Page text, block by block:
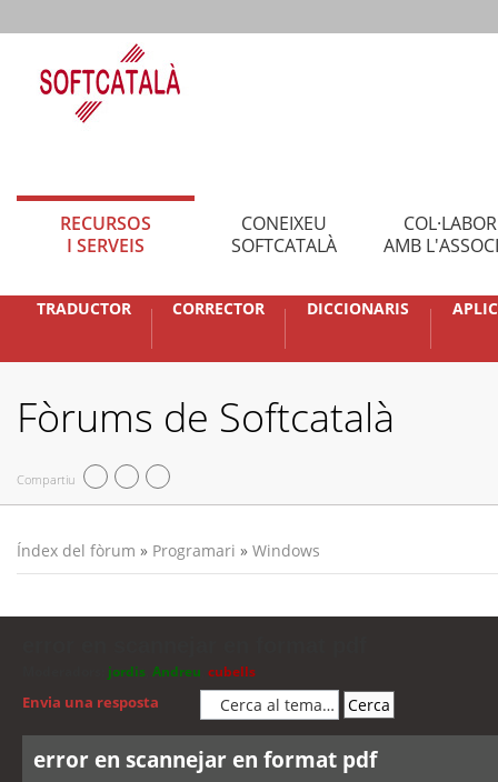
RECURSOS
I SERVEIS
CONEIXEU
SOFTCATALÀ
AMB
TRADUCTOR CORRECTOR DICCIONARIS
Fòrums de Softcatalà
Compartiu
Índex del fòrum » Programari » Windows
jordis Andreu cubells
Envia una resposta
error en scannejar en format pdf